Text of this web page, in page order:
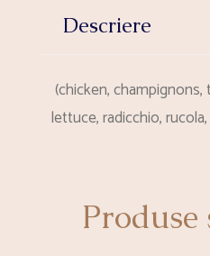
Descriere
(chicken,
lettuce, radicchio,